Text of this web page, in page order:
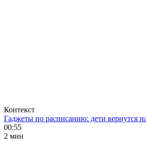
Контекст
Гаджеты по расписанию: дети вернутся
00:55
2 мин